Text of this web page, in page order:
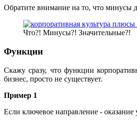
Обратите внимание на то, что минусы
Что?! Минусы?! Значительные?!
Функции
Скажу сразу, что функции
бизнес, просто не существует.
Пример 1
Если ключевое направление -